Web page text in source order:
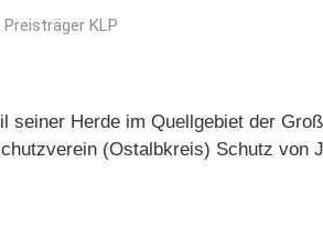
Preisträger KLP
seiner Herde im Quellgebiet der
(Ostalbkreis) Schutz von